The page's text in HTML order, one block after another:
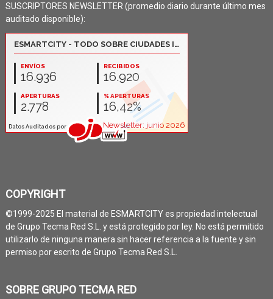
SUSCRIPTORES NEWSLETTER (promedio diario durante último mes
auditado disponible):
COPYRIGHT
©1999-2025 El material de ESMARTCITY es propiedad intelectual
de Grupo Tecma Red S.L. y está protegido por ley. No está permitido
utilizarlo de ninguna manera sin hacer referencia a la fuente y sin
permiso por escrito de Grupo Tecma Red S.L.
SOBRE GRUPO TECMA RED